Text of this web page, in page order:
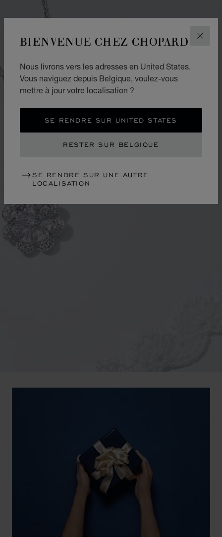
BIENVENUE CHEZ CHOPARD
Nous livrons vers les adresses en United States.
Vous naviguez depuis Belgique, voulez-vous
mettre à jour votre localisation ?
SE RENDRE SUR UNITED STATES
RESTER SUR BELGIQUE
SE RENDRE SUR UNE AUTRE
LOCALISATION